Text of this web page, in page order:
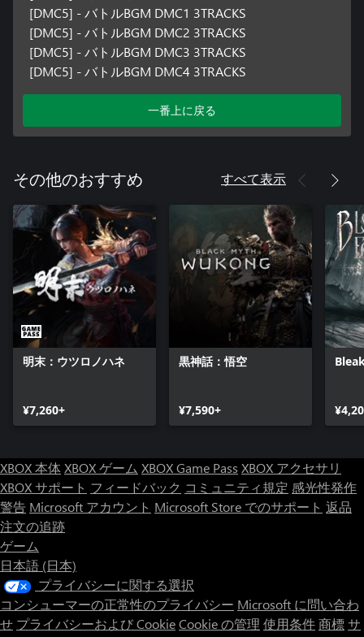
[DMC5] - バトルBGM DMC1 3TRACKS
[DMC5] - バトルBGM DMC2 3TRACKS
[DMC5] - バトルBGM DMC3 3TRACKS
[DMC5] - バトルBGM DMC4 3TRACKS
一番上に戻る
その他のおすすめ すべて表示
明末：ウツロノハネ
¥7,260+
黒神話：悟空
¥7,590+
XBOX 本体XBOX ゲーム XBOX Game Pass XBOX アクセサリ
XBOX サポート フィードバック コミュニティ規定 感光性発作
警告 Microsoft アカウント Microsoft Store でのサポート 返品
注文の追跡
ゲーム
日本語 (日本)
プライバシーに関する選択
コンシューマーの正常性のプライバシー Microsoft に問い合わ
せ プライバシーおよび CookieCookie の管理 使用条件商標サ